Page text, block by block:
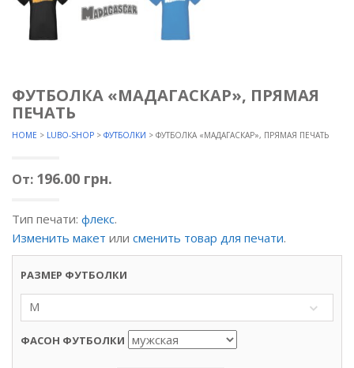
ФУТБОЛКА «МАДАГАСКАР», ПРЯМАЯ
ПЕЧАТЬ
HOME > LUBO-SHOP > ФУТБОЛКИ > ФУТБОЛКА «МАДАГАСКАР», ПРЯМАЯ ПЕЧАТЬ
От: 196.00 грн.
Тип печати: флекс.
Изменить макет или сменить товар для печати.
РАЗМЕР ФУТБОЛКИ
M
ФАСОН ФУТБОЛКИ